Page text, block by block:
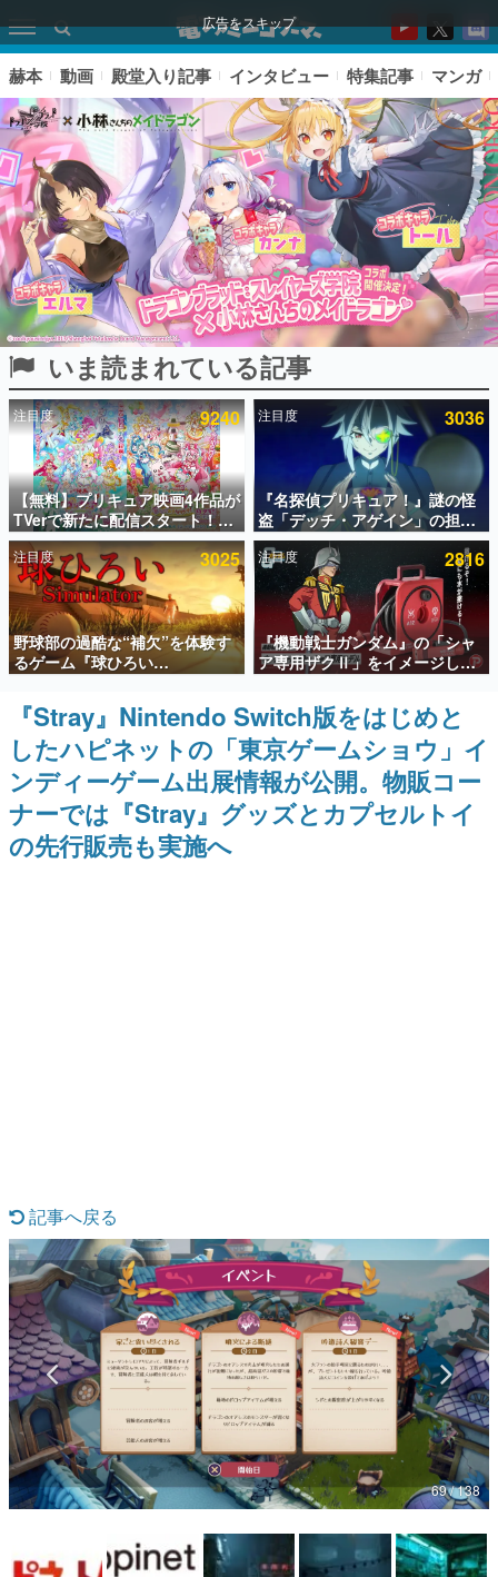
広告をスキップ
ピックアップ
電ファミのいま読まれている記事ランキング
アプリセール情報
インタビュー
連載・特集一覧
殿堂入り記事
SNS拡散数が数千以上！ ページビュー数万以上！ などな
ど。多くの人々に読まれた、電ファミ渾身の“殿堂入り”記
事をまとめました。
ゲームの企画書
名作ゲームクリエイターの方々に製作時のエピソードをお
聞きし、ヒットする企画（ゲーム）とは何か？を探ってい
きます。
赫本
この物語を解いてはいけない。『赫本』は、〈試験問題〉
の形をした短編ホラー小説集です。
なんでゲームは面白い？
ゲーム開発者・hamatsu氏がゲームの魅力を画面や操作の
具体的な形から解き明かしていく、硬派で骨太な評論連載
です。
ゲームが変えた日本語
「経験値」「裏技」「ラスボス」… ゲームにまつわる言葉
の起源や用法の変遷を、コンピューター文化史研究家・タ
イニーP氏が徹底調査。
カテゴリ
特集記事
赫本 動画 殿堂入り記事 インタビュー 特集記事 マンガ
いま読まれている記事
注目度 9240
【無料】プリキュア映画4作品が
TVerで新たに配信スタート！な
んと2018年～2024年の映画ほぼ
すべてが見放題に、ぶっちゃけ
ありえないラインナップ
注目度 3036
『名探偵プリキュア！』謎の怪
盗「デッチ・アゲイン」の担当
キャストは天﨑滉平さんと判
明。『Re:ゼロから始める異世
界生活』オットー役、『ヒプノ
シスマイク』山田三郎役など
注目度 3025
野球部の過酷な“補欠”を体験す
るゲーム『球ひろい
Simulator』が「1件」のウィッ
シュリストをもとにチェコ語に
対応しSNSで話題に。『キング
ダム・カム』開発元やチェコの
プロ野球選手から称賛の声
注目度 2816
『機動戦士ガンダム』の「シャ
ア専用ザクⅡ」をイメージした
散水ホースリールが予約開始。
本体にはシャアのパーソナルマ
ークやジオン公国軍のエンブレ
ム、型式番号などを配置
『Stray』Nintendo Switch版をはじめと
したハピネットの「東京ゲームショウ」イ
ンディーゲーム出展情報が公開。物販コー
ナーでは『Stray』グッズとカプセルトイ
の先行販売も実施へ
記事へ戻る
69 / 138